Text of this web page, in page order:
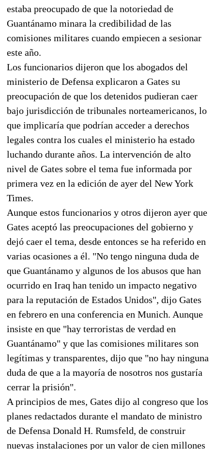
estaba preocupado de que la notoriedad de
Guantánamo minara la credibilidad de las
comisiones militares cuando empiecen a sesionar
este año.
Los funcionarios dijeron que los abogados del
ministerio de Defensa explicaron a Gates su
preocupación de que los detenidos pudieran caer
bajo jurisdicción de tribunales norteamericanos, lo
que implicaría que podrían acceder a derechos
legales contra los cuales el ministerio ha estado
luchando durante años. La intervención de alto
nivel de Gates sobre el tema fue informada por
primera vez en la edición de ayer del New York
Times.
Aunque estos funcionarios y otros dijeron ayer que
Gates aceptó las preocupaciones del gobierno y
dejó caer el tema, desde entonces se ha referido en
varias ocasiones a él. "No tengo ninguna duda de
que Guantánamo y algunos de los abusos que han
ocurrido en Iraq han tenido un impacto negativo
para la reputación de Estados Unidos", dijo Gates
en febrero en una conferencia en Munich. Aunque
insiste en que "hay terroristas de verdad en
Guantánamo" y que las comisiones militares son
legítimas y transparentes, dijo que "no hay ninguna
duda de que a la mayoría de nosotros nos gustaría
cerrar la prisión".
A principios de mes, Gates dijo al congreso que los
planes redactados durante el mandato de ministro
de Defensa Donald H. Rumsfeld, de construir
nuevas instalaciones por un valor de cien millones